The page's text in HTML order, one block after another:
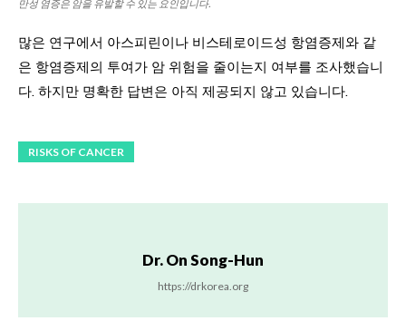
만성 염증은 암을 유발할 수 있는 요인입니다.
많은 연구에서 아스피린이나 비스테로이드성 항염증제와 같
은 항염증제의 투여가 암 위험을 줄이는지 여부를 조사했습니
다. 하지만 명확한 답변은 아직 제공되지 않고 있습니다.
RISKS OF CANCER
Dr. On Song-Hun
https://drkorea.org